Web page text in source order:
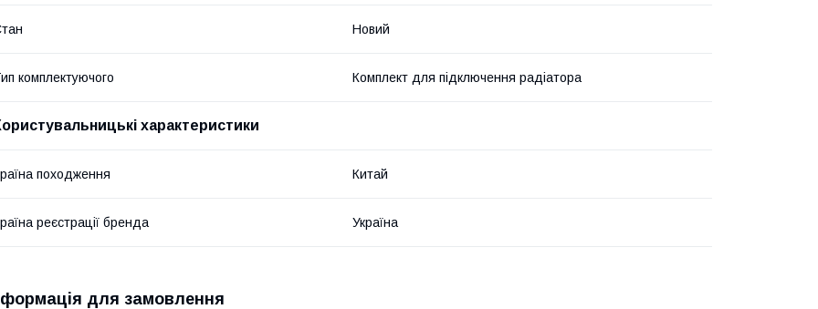
Новий
комплектуючого Комплект для підключення радіатора
характеристики
походження Китай
реєстрації бренда Україна
для замовлення